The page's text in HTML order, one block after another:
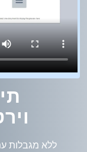
ללא מגבלות